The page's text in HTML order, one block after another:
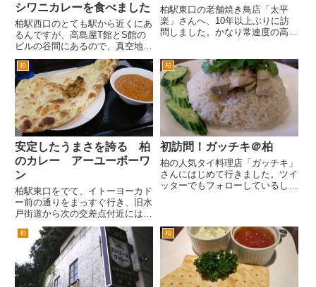
シワニカレーを食べました
柏駅西口のとても駅から近くにあ
るんですが、高島屋T館とS館の
ビルの谷間にあるので、真空地帯
みたいなところにある Cafe
Line （カフェ ライン）さんで
す。 駅からすごく近いのに、
静かな雰囲気の路地にあるこの隠
れ家的な雰囲気が好きです...
柏駅東口の老舗焼き鳥店「太平
楽」さんへ、10年以上ぶりに訪
問しました。かなり常連度の高い
回は太平楽さんに40年以上通う
常連の会社の大先輩に連れて行っ
てもらいました。 往時のおじい
ち...
柏
安定したうまさを誇る 柏
のカレー アーユーボーワ
ン
柏駅東口をでて、イトーヨーカド
ー前の通りをまっすぐ行き、旧水
戸街道から次の交差点付近にはカ
レー屋さんが３軒あります。
昔から柏にあり、一時閉店時期を
挟み営業している柏ボンベイ。本
格インド、ネパール料理のルンビ
ニ柏店。その2店舗の後発で出
店...
柏
初訪問！ガッチキ＠柏
柏の人気タイ料理店「ガッチキ」
さんにはじめて行きました。ツイ
ッターでもフォローしているし、
歩いていたら、ありました。がっ
ちきさんが。柏駅東口の旧水戸
柏 柏